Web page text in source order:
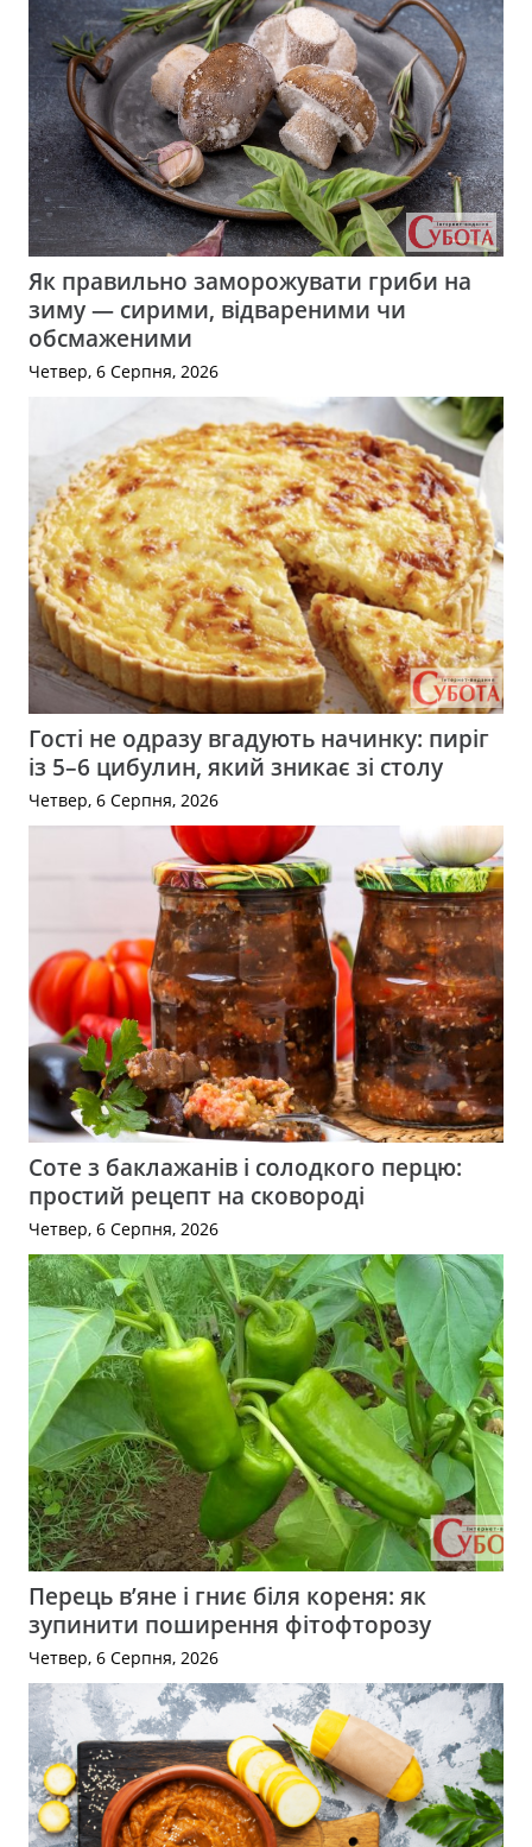
Як правильно заморожувати гриби на
зиму — сирими, відвареними чи
обсмаженими
Четвер, 6 Серпня, 2026
Гості не одразу вгадують начинку: пиріг
із 5–6 цибулин, який зникає зі столу
Четвер, 6 Серпня, 2026
Соте з баклажанів і солодкого перцю:
простий рецепт на сковороді
Четвер, 6 Серпня, 2026
Перець в’яне і гниє біля кореня: як
зупинити поширення фітофторозу
Четвер, 6 Серпня, 2026